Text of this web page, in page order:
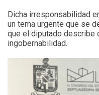
Dicha irresponsabilidad
un tema urgente que se
que el diputado describe
ingobernabilidad.